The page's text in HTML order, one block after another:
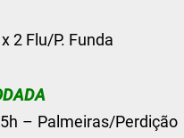
2 Flu/P. Funda
– Palmeiras/Perdição